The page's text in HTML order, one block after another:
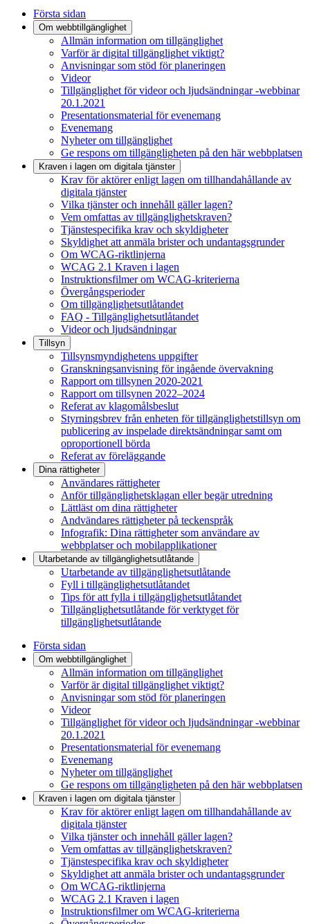
Första sidan
Om webbtillgänglighet
Allmän information om tillgänglighet
Varför är digital tillgänglighet viktigt?
Anvisningar som stöd för planeringen
Videor
Tillgänglighet för videor och ljudsändningar -webbinar
20.1.2021
Presentationsmaterial för evenemang
Evenemang
Nyheter om tillgänglighet
Ge respons om tillgängligheten på den här webbplatsen
Kraven i lagen om digitala tjänster
Krav för aktörer enligt lagen om tillhandahållande av
digitala tjänster
Vilka tjänster och innehåll gäller lagen?
Vem omfattas av tillgänglighetskraven?
Tjänstespecifika krav och skyldigheter
Skyldighet att anmäla brister och undantagsgrunder
Om WCAG-riktlinjerna
WCAG 2.1 Kraven i lagen
Instruktionsfilmer om WCAG-kriterierna
Övergångsperioder
Om tillgänglighetsutlåtandet
FAQ - Tillgänglighetsutlåtandet
Videor och ljudsändningar
Tillsyn
Tillsynsmyndighetens uppgifter
Granskningsanvisning för ingående övervakning
Rapport om tillsynen 2020-2021
Rapport om tillsynen 2022–2024
Referat av klagomålsbeslut
Styrningsbrev från enheten för tillgänglighetstillsyn om
publicering av inspelade direktsändningar samt om
oproportionell börda
Referat av föreläggande
Dina rättigheter
Användares rättigheter
Anför tillgänglighetsklagan eller begär utredning
Lättläst om dina rättigheter
Andvändares rättigheter på teckenspråk
Infografik: Dina rättigheter som användare av
webbplatser och mobilapplikationer
Utarbetande av tillgänglighets­utlåtande
Utarbetande av tillgänglighetsutlåtande
Fyll i tillgänglighetsutlåtandet
Tips för att fylla i tillgänglighetsutlåtandet
Tillgänglighetsutlåtande för verktyget för
tillgänglighetsutlåtande
Första sidan
Om webbtillgänglighet
Allmän information om tillgänglighet
Varför är digital tillgänglighet viktigt?
Anvisningar som stöd för planeringen
Videor
Tillgänglighet för videor och ljudsändningar -webbinar
20.1.2021
Presentationsmaterial för evenemang
Evenemang
Nyheter om tillgänglighet
Ge respons om tillgängligheten på den här webbplatsen
Kraven i lagen om digitala tjänster
Krav för aktörer enligt lagen om tillhandahållande av
digitala tjänster
Vilka tjänster och innehåll gäller lagen?
Vem omfattas av tillgänglighetskraven?
Tjänstespecifika krav och skyldigheter
Skyldighet att anmäla brister och undantagsgrunder
Om WCAG-riktlinjerna
WCAG 2.1 Kraven i lagen
Instruktionsfilmer om WCAG-kriterierna